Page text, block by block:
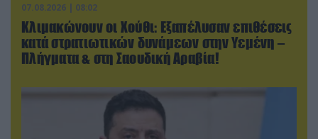
07.08.2026 | 08:02
Κλιμακώνουν οι Χούθι: Eξαπέλυσαν επιθέσεις
κατά στρατιωτικών δυνάμεων στην Υεμένη –
Πλήγματα & στη Σαουδική Αραβία!